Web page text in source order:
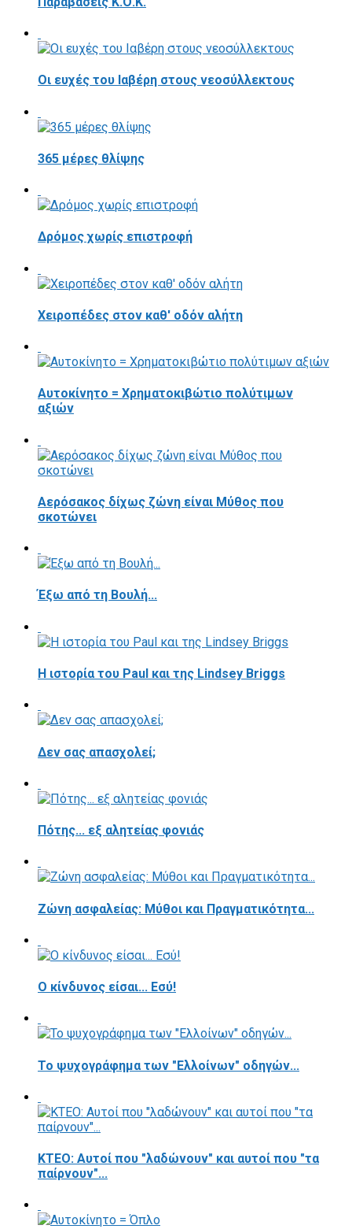
Οι ευχές του Ιαβέρη στους νεοσύλλεκτους
365 μέρες θλίψης
Δρόμος χωρίς επιστροφή
Χειροπέδες στον καθ' οδόν αλήτη
Αυτοκίνητο = Χρηματοκιβώτιο πολύτιμων
αξιών
Αερόσακος δίχως ζώνη είναι Μύθος που
σκοτώνει
Έξω από τη Βουλή...
Η ιστορία του Paul και της Lindsey Briggs
Δεν σας απασχολεί;
Πότης... εξ αλητείας φονιάς
Ζώνη ασφαλείας: Μύθοι και Πραγματικότητα...
Ο κίνδυνος είσαι... Εσύ!
Το ψυχογράφημα των "Ελλοίνων" οδηγών...
ΚΤΕΟ: Αυτοί που "λαδώνουν" και αυτοί που "τα
παίρνουν"...